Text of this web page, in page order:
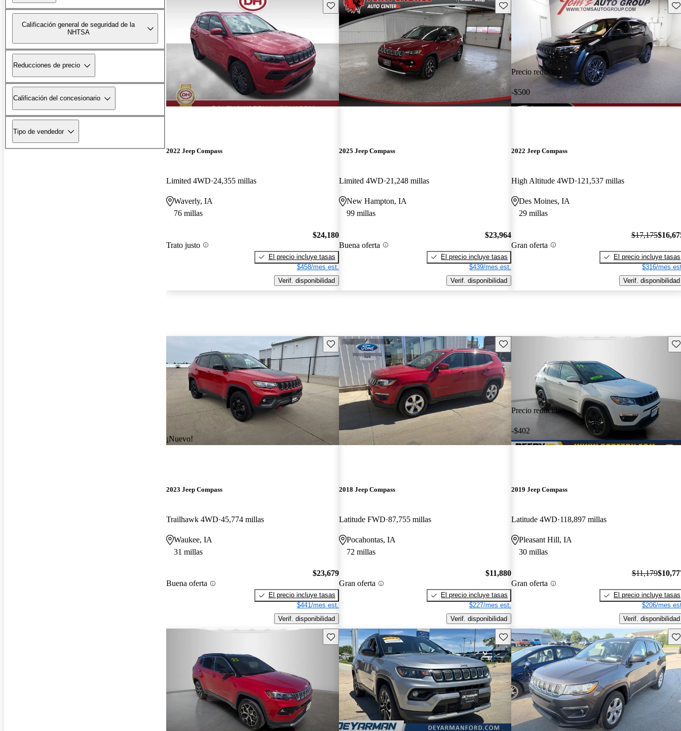
Calificación general de seguridad de la
NHTSA
Reducciones de precio
Calificación del concesionario
Tipo de vendedor
Guarda este Aviso
2022 Jeep Compass
Limited 4WD 24,355 millas
Waverly, IA
76 millas
Trato justo
$24,180
El precio incluye tasas
$458/mes est.
Verif. disponibilidad
Guarda este Aviso
2025 Jeep Compass
Limited 4WD 21,248 millas
New Hampton, IA
99 millas
Buena oferta
$23,964
El precio incluye tasas
$439/mes est.
Verif. disponibilidad
Precio reducido
-$500
2022 Jeep Compass
High Altitude 4WD 121,537 millas
Des Moines, IA
29 millas
Gran oferta
$17,175
El precio incluye tasas
$316/mes
Verif. disponibilidad
¡Nuevo!
Guarda este Aviso
2023 Jeep Compass
Trailhawk 4WD 45,774 millas
Waukee, IA
31 millas
Buena oferta
$23,679
El precio incluye tasas
$441/mes est.
Verif. disponibilidad
Guarda este Aviso
2018 Jeep Compass
Latitude FWD 87,755 millas
Pocahontas, IA
72 millas
Gran oferta
$11,880
El precio incluye tasas
$227/mes est.
Verif. disponibilidad
Precio reducido
-$402
2019 Jeep Compass
Latitude 4WD 118,897 millas
Pleasant Hill, IA
30 millas
Gran oferta
$11,179
El precio incluye tasas
$206/mes
Verif. disponibilidad
Guarda este Aviso Guarda este Aviso